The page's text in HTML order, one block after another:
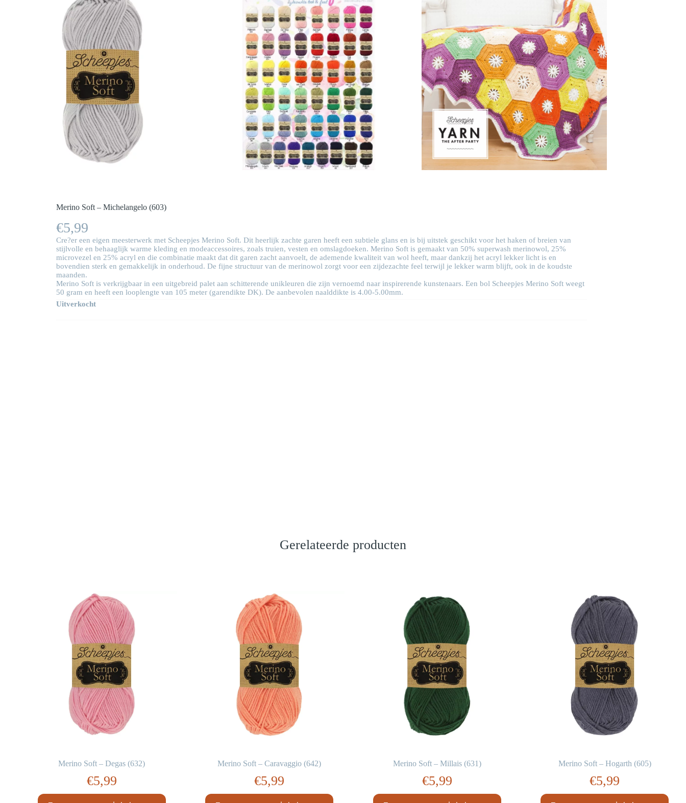
Merino Soft – Michelangelo (603)
€5,99
Cre?er een eigen meesterwerk met Scheepjes Merino Soft. Dit heerlijk zachte garen heeft een subtiele glans en is bij uitstek geschikt voor het haken of breien van
stijlvolle en behaaglijk warme kleding en modeaccessoires, zoals truien, vesten en omslagdoeken. Merino Soft is gemaakt van 50% superwash merinowol, 25%
microvezel en 25% acryl en die combinatie maakt dat dit garen zacht aanvoelt, de ademende kwaliteit van wol heeft, maar dankzij het acryl lekker licht is en
bovendien sterk en gemakkelijk in onderhoud. De fijne structuur van de merinowol zorgt voor een zijdezachte feel terwijl je lekker warm blijft, ook in de koudste
maanden.
Merino Soft is verkrijgbaar in een uitgebreid palet aan schitterende unikleuren die zijn vernoemd naar inspirerende kunstenaars. Een bol Scheepjes Merino Soft weegt
50 gram en heeft een looplengte van 105 meter (garendikte DK). De aanbevolen naalddikte is 4.00-5.00mm.
Uitverkocht
Gerelateerde producten
Merino Soft – Degas (632)
€5,99
Merino Soft – Caravaggio (642)
€5,99
Merino Soft – Millais (631)
€5,99
Merino Soft – Hogarth (605)
€5,99